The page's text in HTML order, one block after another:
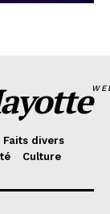
Faits divers
Culture